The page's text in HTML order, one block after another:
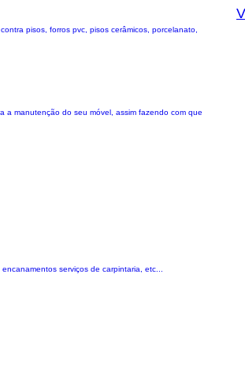
pisos, forros pvc, pisos cerâmicos, porcelanato,
a manutenção do seu móvel, assim fazendo com que
serviços de carpintaria, etc...